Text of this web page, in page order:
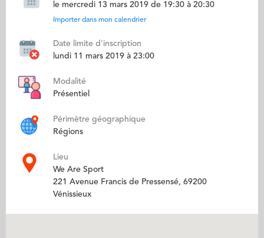
le mercredi 13 mars 2019 de 19:30 à 20:30
Importer dans mon calendrier
Date limite d'inscription
lundi 11 mars 2019 à 23:00
Modalité
Présentiel
Périmètre géographique
Régions
Lieu
We Are Sport
221 Avenue Francis de Pressensé, 69200
Vénissieux